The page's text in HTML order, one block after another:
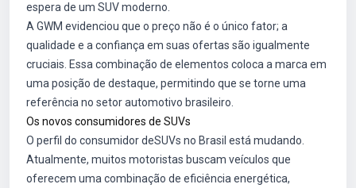
espera de um SUV moderno.
A GWM evidenciou que o preço não é o único fator; a
qualidade e a confiança em suas ofertas são igualmente
cruciais. Essa combinação de elementos coloca a marca em
uma posição de destaque, permitindo que se torne uma
referência no setor automotivo brasileiro.
Os novos consumidores de SUVs
O perfil do consumidor deSUVs no Brasil está mudando.
Atualmente, muitos motoristas buscam veículos que
oferecem uma combinação de eficiência energética,